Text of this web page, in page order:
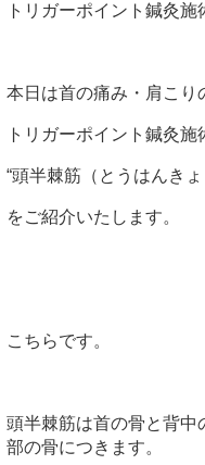
トリガーポイント鍼灸施
本日は首の痛み・肩こり
トリガーポイント鍼灸施
“頭半棘筋（とうはんき
をご紹介いたします。
こちらです。
頭半棘筋は首の骨と背
部の骨につきます。